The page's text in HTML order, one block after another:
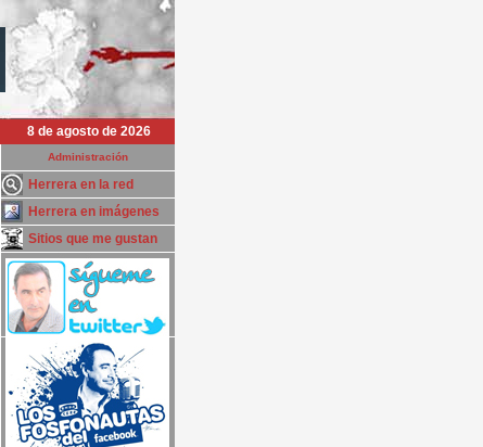
8 de agosto de 2026
Administración
Herrera en la red
Herrera en imágenes
Sitios que me gustan